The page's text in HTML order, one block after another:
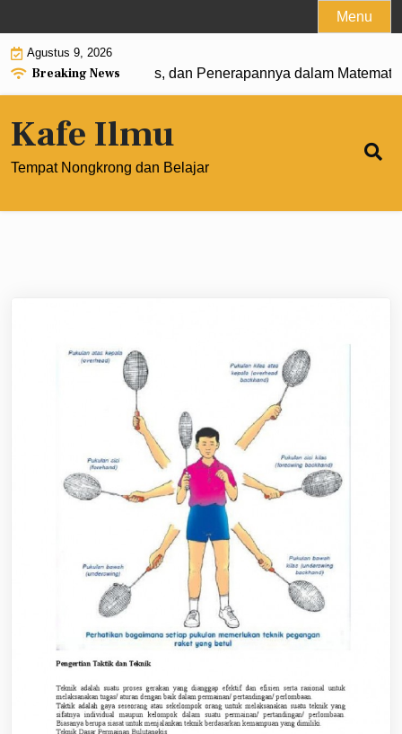
to
content
Menu
Agustus 9, 2026
Breaking News
Pengertian, Rumus, dan Penerapannya dalam Matematika
Kafe Ilmu
Tempat Nongkrong dan Belajar